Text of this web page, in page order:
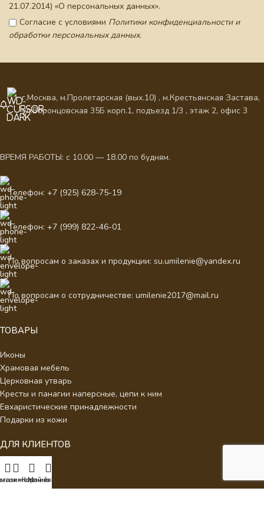
21.07.2014) «О персональных данных».
Согласие с условиями Политики конфиденциальности и
обработки персональных данных.
г.Москва, м.Пролетарская (вых.10) , м.Крестьянская Застава,
ул.Воронцовская 35Б корп.1, подъезд 1/3 , этаж 2, офис 3
ВРЕМЯ РАБОТЫ: с 10.00 — 18.00 по будням.
Телефон: +7 (925) 628-75-19
Телефон: +7 (999) 822-46-01
По вопросам о заказах и продукции: su.umilenie@yandex.ru
По вопросам о сотрудничестве: umilenie2017@mail.ru
ТОВАРЫ
Иконы
Храмовая мебель
Церковная утварь
Кресты и панагии наперсные, цепи к ним
Евхаристические принадлежности
Подарки из кожи
ДЛЯ КЛИЕНТОВ
О нас
Отзывыжеланий
Корзина
Мой аккаунт